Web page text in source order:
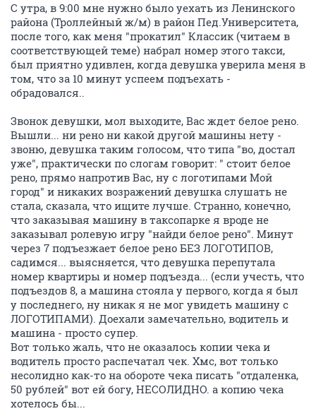
С утра, в 9:00 мне нужно было уехать из Ленинского
района (Троллейный ж/м) в район Пед.Университета,
после того, как меня "прокатил" Классик (читаем в
соответствующей теме) набрал номер этого такси,
был приятно удивлен, когда девушка уверила меня в
том, что за 10 минут успеем подъехать -
обрадовался..
Звонок девушки, мол выходите, Вас ждет белое рено.
Вышли... ни рено ни какой другой машины нету -
звоню, девушка таким голосом, что типа "во, достал
уже", практически по слогам говорит: " стоит белое
рено, прямо напротив Вас, ну с логотипами Мой
город" и никаких возражений девушка слушать не
стала, сказала, что ищите лучше. Странно, конечно,
что заказывая машину в таксопарке я вроде не
заказывал ролевую игру "найди белое рено". Минут
через 7 подъезжает белое рено БЕЗ ЛОГОТИПОВ,
садимся... выясняется, что девушка перепутала
номер квартиры и номер подъезда... (если учесть, что
подъездов 8, а машина стояла у первого, когда я был
у последнего, ну никак я не мог увидеть машину с
ЛОГОТИПАМИ). Доехали замечательно, водитель и
машина - просто супер.
Вот только жаль, что не оказалось копии чека и
водитель просто распечатал чек. Хмс, вот только
несолидно как-то на обороте чека писать "отдаленка,
50 рублей" вот ей богу, НЕСОЛИДНО. а копию чека
хотелось бы...